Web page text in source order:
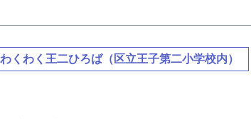
わくわく王二ひろば（区立王子第二小学校内）